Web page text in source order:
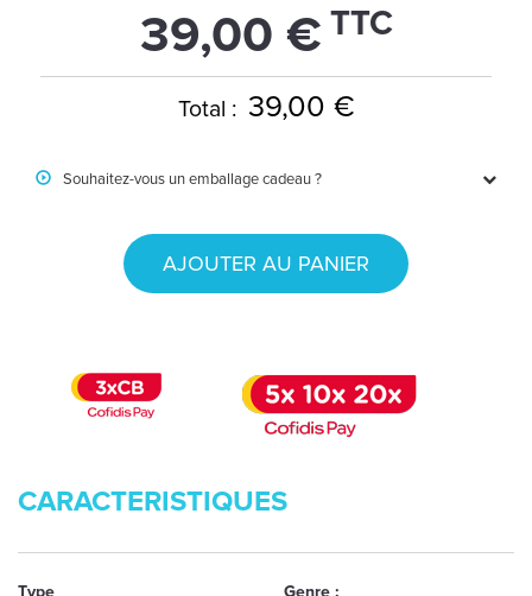
39,00 € TTC
Total : 39,00 €
Souhaitez-vous un emballage cadeau ?
AJOUTER AU PANIER
CARACTERISTIQUES
Type Genre :